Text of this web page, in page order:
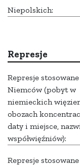
Niepolskich:
Represje
Represje
Niemców (pobyt w
niemieckich
obozach
daty i miejsce,
współwięźniów):
Represje